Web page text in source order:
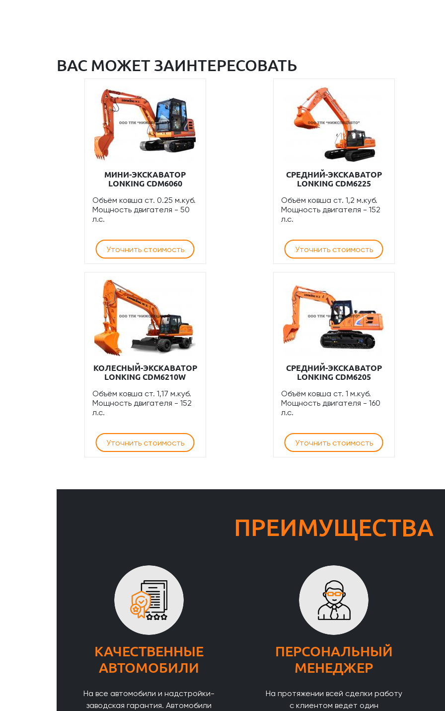
ВАС МОЖЕТ ЗАИНТЕРЕСОВАТЬ
МИНИ-ЭКСКАВАТОР
LONKING CDM6060
Объём ковша ст. 0.25 м.куб.
Мощность двигателя - 50
л.с.
Уточнить стоимость
СРЕДНИЙ-ЭКСКАВАТОР
LONKING CDM6225
Объём ковша ст. 1,2 м.куб.
Мощность двигателя - 152
л.с.
Уточнить стоимость
КОЛЕСНЫЙ-ЭКСКАВАТОР
LONKING CDM6210W
Объём ковша ст. 1,17 м.куб.
Мощность двигателя - 152
л.с.
Уточнить стоимость
СРЕДНИЙ-ЭКСКАВАТОР
LONKING CDM6205
Объём ковша ст. 1 м.куб.
Мощность двигателя - 160
л.с.
Уточнить стоимость
ПРЕИМУЩЕСТВА
КАЧЕСТВЕННЫЕ
АВТОМОБИЛИ
На все автомобили и надстройки-
заводская гарантия. Автомобили
ПЕРСОНАЛЬНЫЙ
МЕНЕДЖЕР
На протяжении всей сделки работу
с клиентом ведет один